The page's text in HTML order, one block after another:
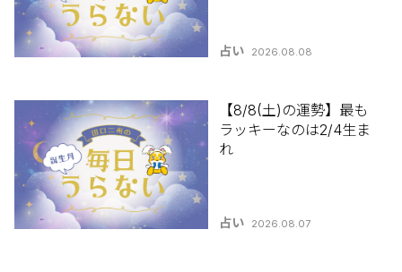
占い 2026.08.08
【8/8(土)の運勢】最も
ラッキーなのは2/4生ま
れ
占い 2026.08.07